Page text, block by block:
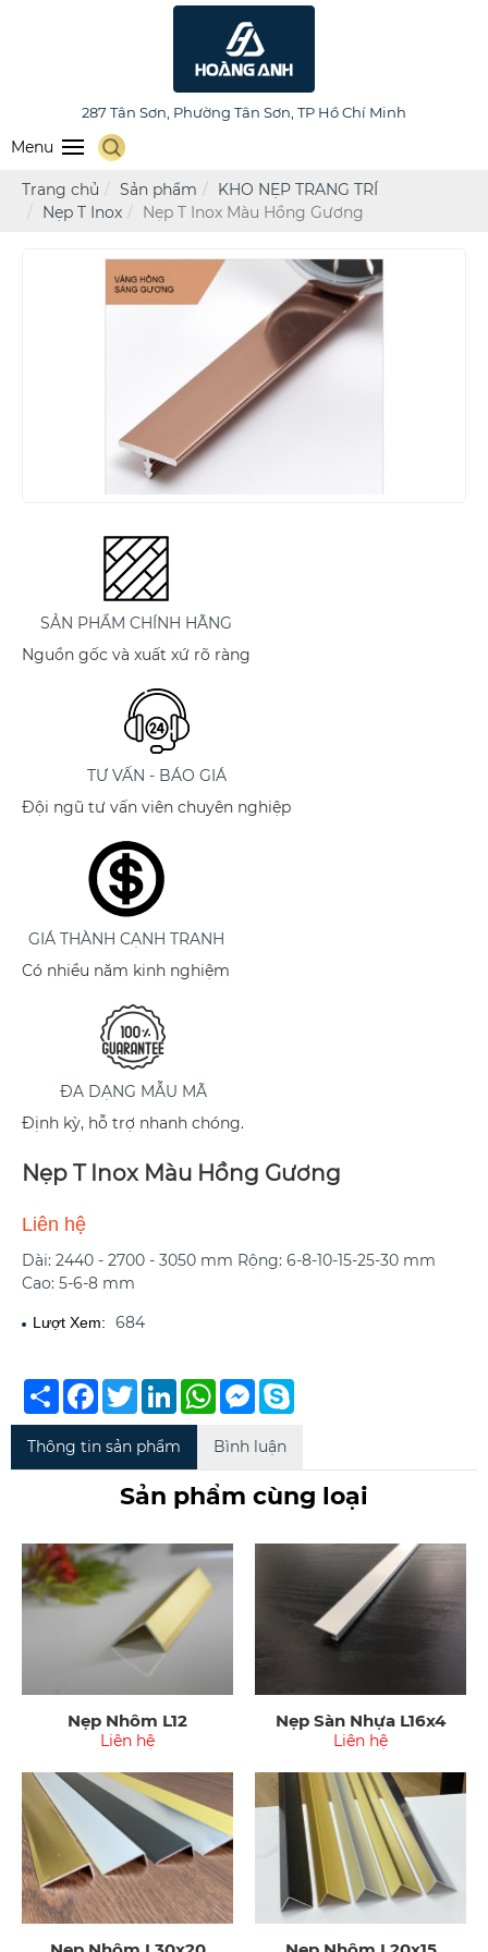
HOÀNG ANH FURNITURE
287 Tân Sơn, Phường Tân Sơn, TP Hồ Chí Minh
Menu
Trang chủ Sản phẩm
KHO NẸP TRANG TRÍ
Nẹp T Inox
Nẹp T Inox Màu Hồng Gương
SẢN PHẨM CHÍNH HÃNG
Nguồn gốc và xuất xứ rõ ràng
TƯ VẤN - BÁO GIÁ
Đội ngũ tư vấn viên chuyên nghiệp
GIÁ THÀNH CẠNH TRANH
Có nhiều năm kinh nghiệm
ĐA DẠNG MẪU MÃ
Định kỳ, hỗ trợ nhanh chóng.
Nẹp T Inox Màu Hồng Gương
Liên hệ
Dài: 2440 - 2700 - 3050 mm Rộng: 6-8-10-15-25-30 mm
Cao: 5-6-8 mm
Lượt Xem: 684
Chia
sẻ
FacebookTwitterLinkedInWhatsAppMessenger
Thông tin sản phẩm Bình luận
Sản phẩm cùng loại
Nẹp Nhôm L12
Liên hệ
Nẹp Sàn Nhựa L16x4
Liên hệ